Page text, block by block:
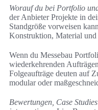
Worauf du bei Portfolio
der Anbieter Projekte in
Standgröße vorweisen
Konstruktion, Material und
Wenn du Messebau
wiederkehrenden
Folgeaufträge deuten auf
modular oder
Bewertungen, Case